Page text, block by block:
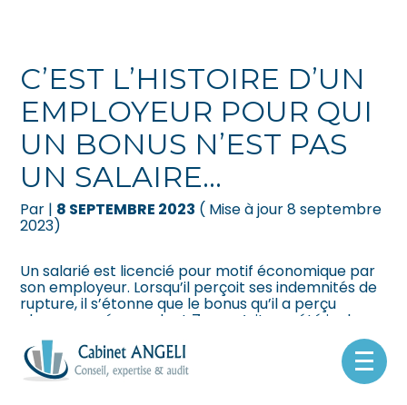
Aller
au
Gérer votre quotidien
Piloter votre entreprise
Développer votre entreprise
Construire votre patrimoine
Être prêt pour la facturation
électronique
Suivre votre comptabilité
Gérer vos ressources humaines
Dématérialiser vos documents
C’EST L’HISTOIRE D’UN
EMPLOYEUR POUR QUI
UN BONUS N’EST PAS
UN SALAIRE…
Par | 8 SEPTEMBRE 2023 ( Mise à jour 8 septembre
2023)
Un salarié est licencié pour motif économique par
son employeur. Lorsqu’il perçoit ses indemnités de
rupture, il s’étonne que le bonus qu’il a perçu
chaque année pendant 7 ans n’ait pas été inclus
dans le calcul de ses indemnités. Il réclame donc la
prise en compte de ce bonus…
« Non ! », refuse l’employeur : lorsque c’est